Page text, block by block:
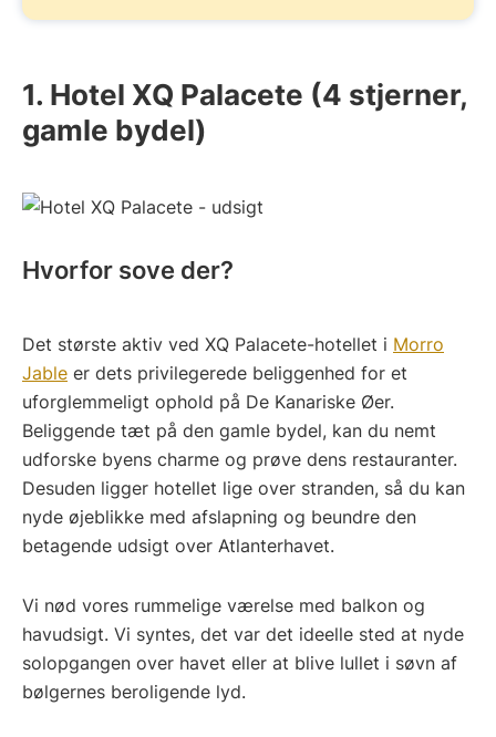
1. Hotel XQ Palacete (4 stjerner,
gamle bydel)
Hvorfor sove der?
Det største aktiv ved XQ Palacete-hotellet i Morro
Jable er dets privilegerede beliggenhed for et
uforglemmeligt ophold på De Kanariske Øer.
Beliggende tæt på den gamle bydel, kan du nemt
udforske byens charme og prøve dens restauranter.
Desuden ligger hotellet lige over stranden, så du kan
nyde øjeblikke med afslapning og beundre den
betagende udsigt over Atlanterhavet.
Vi nød vores rummelige værelse med balkon og
havudsigt. Vi syntes, det var det ideelle sted at nyde
solopgangen over havet eller at blive lullet i søvn af
bølgernes beroligende lyd.